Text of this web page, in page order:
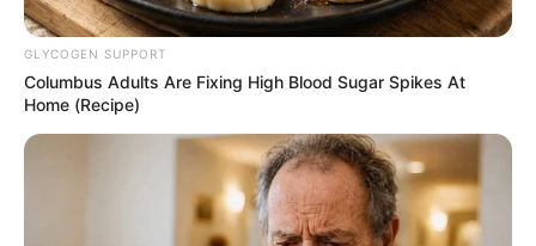
GLYCOGEN SUPPORT
Columbus Adults Are Fixing High Blood Sugar Spikes At
Home (Recipe)